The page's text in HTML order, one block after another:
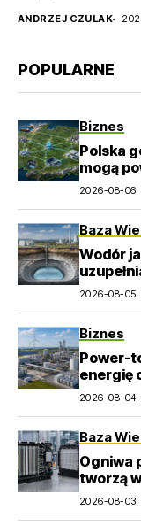
ANDRZEJ CZULAK
POPULARNE
Biznes
Polska
mogą
2026-08-06
Baza
Wodór
2026-08-05
Biznes
Power-
energię
2026-08-04
Baza
Ogniwa
tworzą
2026-08-03